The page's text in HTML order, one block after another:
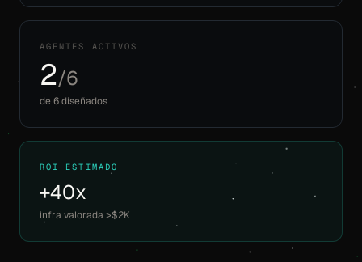
AGENTES ACTIVOS
2/6
de 6 diseñados
ROI ESTIMADO
+40x
infra valorada >$2K